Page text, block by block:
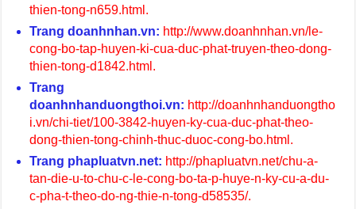
thien-tong-n659.html .
Trang doanhnhan.vn: http://www.doanhnhan.vn/le-
cong-bo-tap-huyen-ki-cua-duc-phat-truyen-theo-dong-
thien-tong-d1842.html .
Trang
doanhnhanduongthoi.vn: http://doanhnhanduongtho
i.vn/chi-tiet/100-3842-huyen-ky-cua-duc-phat-theo-
dong-thien-tong-chinh-thuc-duoc-cong-bo.html .
Trang phapluatvn.net: http://phapluatvn.net/chu-a-
tan-die-u-to-chu-c-le-cong-bo-ta-p-huye-n-ky-cu-a-du-
c-pha-t-theo-do-ng-thie-n-tong-d58535/.